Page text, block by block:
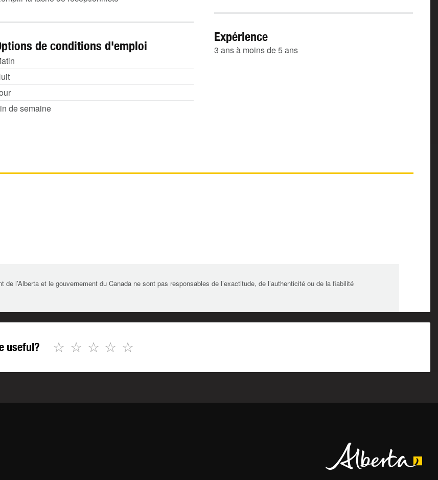
Expérience
3 ans à moins de 5 ans
de conditions d'emploi
de semaine
l’Alberta et le gouvernement du Canada ne sont pas responsables de l’exactitude, de l’authenticité ou de la fiabilité
useful? ☆
☆
☆
☆
☆